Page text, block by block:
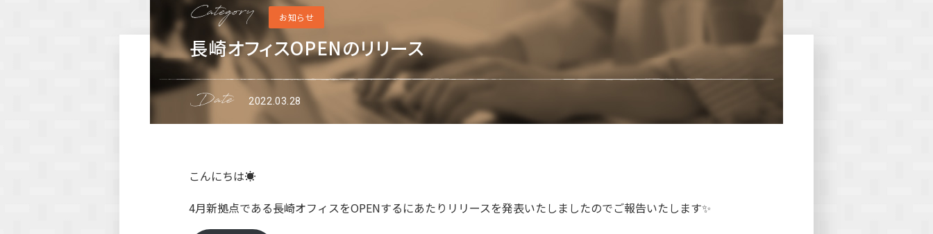
お知らせ
長崎オフィスOPENのリリース
2022.03.28
こんにちは☀
4月新拠点である長崎オフィスをOPENするにあたりリリースを発表いたしましたのでご報告いたします✨